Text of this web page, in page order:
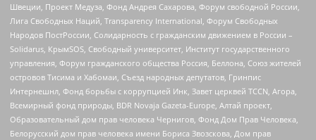
Швеции, Проект Медуза, Фонд Андрея Сахарова, Форум свободной России,
Лига Свободных Наций, Transparеncy International, Форум Свободных
Народов ПостРоссии, Солидарность с гражданским движением в России –
Solidarus, КрымSOS, Свободный университет, Институт государственного
управления, Форум гражданского общества Россия, Беллона, Союз жителей
островов Тисима и Хабомаи, Съезд народных депутатов, Гринпис
Интернешнл, Фонд борьбы с коррупцией Инк, Завет церквей TCCN, Агора,
Всемирный фонд природы, BDR Novaja Gazeta-Europe, Алтай проект,
Образовательный дом прав человека Чернигов, Фонд Дом Прав Человека,
Белорусский дом прав человека имени Бориса Звозскова, Дом прав